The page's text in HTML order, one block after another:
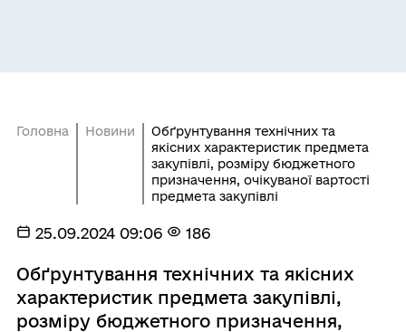
Головна Новини
Обґрунтування технічних та
якісних характеристик предмета
закупівлі, розміру бюджетного
призначення, очікуваної вартості
предмета закупівлі
25.09.2024 09:06 186
Обґрунтування технічних та якісних
характеристик предмета закупівлі,
розміру бюджетного призначення,